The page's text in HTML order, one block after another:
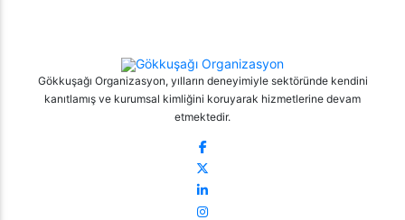
Gökkuşağı Organizasyon, yılların deneyimiyle sektöründe kendini
kanıtlamış ve kurumsal kimliğini koruyarak hizmetlerine devam
etmektedir.